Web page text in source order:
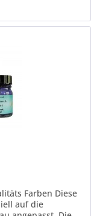
Farben Diese
auf die